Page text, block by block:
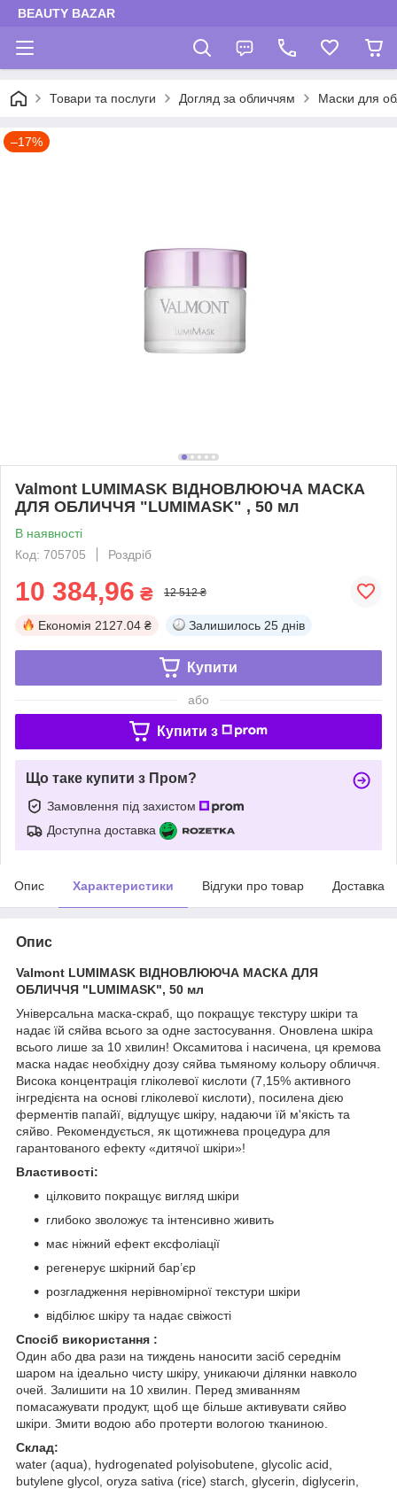
BEAUTY BAZAR
Товари та послуги Догляд за обличчям Маски для
–17%
Valmont LUMIMASK ВІДНОВЛЮЮЧА МАСКА
ДЛЯ ОБЛИЧЧЯ "LUMIMASK" , 50 мл
В наявності
Код: 705705
Роздріб
10 384,96 ₴ 12 512 ₴
Економія 2127.04 ₴ Залишилось 25 днів
Купити
або
Купити з
Що таке купити з Пром?
Замовлення під захистом
Доступна доставка
Опис Характеристики Відгуки про товар Доставка
Опис
Valmont LUMIMASK ВІДНОВЛЮЮЧА МАСКА ДЛЯ
ОБЛИЧЧЯ "LUMIMASK", 50 мл
Універсальна маска-скраб, що покращує текстуру шкіри та
надає їй сяйва всього за одне застосування. Оновлена шкіра
всього лише за 10 хвилин! Оксамитова і насичена, ця кремова
маска надає необхідну дозу сяйва тьмяному кольору обличчя.
Висока концентрація гліколевої кислоти (7,15% активного
інгредієнта на основі гліколевої кислоти), посилена дією
ферментів папайї, відлущує шкіру, надаючи їй м'якість та
сяйво. Рекомендується, як щотижнева процедура для
гарантованого ефекту «дитячої шкіри»!
Властивості:
цілковито покращує вигляд шкіри
глибоко зволожує та інтенсивно живить
має ніжний ефект ексфоліації
регенерує шкірний бар’єр
розгладження нерівномірної текстури шкіри
відбілює шкіру та надає свіжості
Спосіб використання :
Один або два рази на тиждень наносити засіб середнім
шаром на ідеально чисту шкіру, уникаючи ділянки навколо
очей. Залишити на 10 хвилин. Перед змиванням
помасажувати продукт, щоб ще більше активувати сяйво
шкіри. Змити водою або протерти вологою тканиною.
Склад:
water (aqua), hydrogenated polyisobutene, glycolic acid,
butylene glycol, oryza sativa (rice) starch, glycerin, diglycerin,